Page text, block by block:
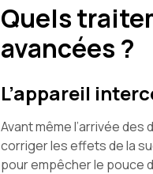
Quels
avancées ?
L’appareil
Avant même l’arrivée
corriger les effets de la
pour empêcher le pouce